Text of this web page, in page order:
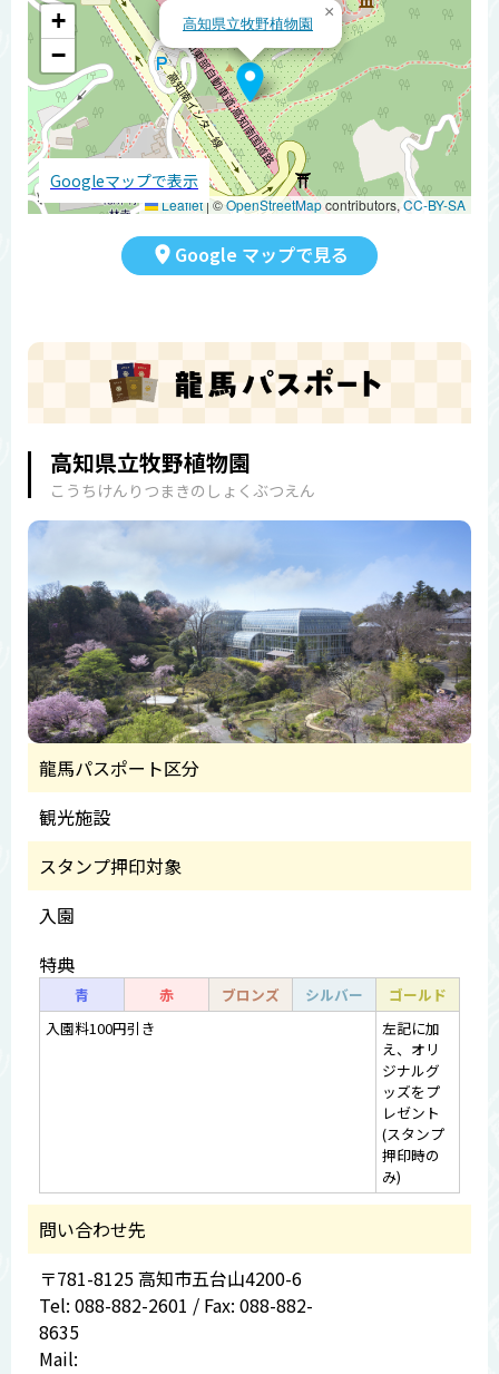
高知県立牧野植物園
×
+
−
Leaflet|©OpenStreetMapcontributors, CC-BY-SA
Googleマップで表示
Google マップで見る
高知県立牧野植物園
こうちけんりつまきのしょくぶつえん
龍馬パスポート区分
観光施設
スタンプ押印対象
入園
特典
青 赤 ブロンズ シルバー
ゴールド
入園料100円引き
左記に加
え、オリ
ジナルグ
ッズをプ
レゼント
(スタンプ
押印時の
み)
問い合わせ先
〒781-8125 高知市五台山4200-6
Tel: 088-882-2601 / Fax: 088-882-
8635
Mail: